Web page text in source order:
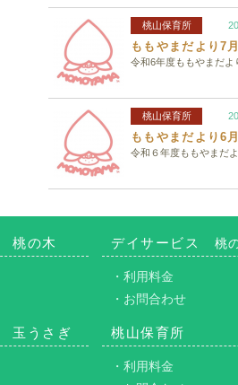
桃山保育所
ももやまだより7
令和6年度ももやまだよ
桃山保育所
ももやまだより6
令和６年度ももやまだよ
桃の木
玉うさぎ
デイサービス 桃
・利用料金
・お問合わせ
桃山保育所
・利用料金